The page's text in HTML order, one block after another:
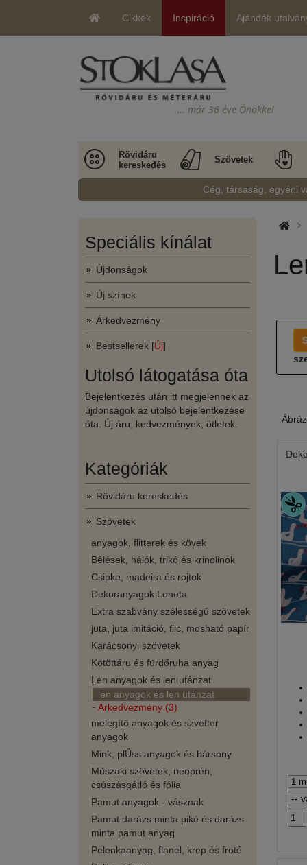
Cikkek Inspiráció Ajándék
… már 36 éve Önökkel
Rövidáru
kereskedés
Szövetek
Cég, társaság, egyéni
Speciális kínálat
Újdonságok
Új színek
Árkedvezmény
Bestsellerek [Új]
Utolsó látogatása óta
Bejelentkezés után itt megjelennek az
újdonságok az utolsó bejelentkezése
óta. Új áru, kedvezmények, ötletek.
Kategóriák
Rövidáru kereskedés
Szövetek
anyagok, flitterek és kövek
Bélések, hálók, trikó és krinolinok
Csipke, madeira és rojtok
Dekoranyagok Loneta
Extra szabvány szélességű szövetek
juta, juta imitáció, filc, mosható papír
Karácsonyi szövetek
Kötöttáru és fürdőruha anyag
Len anyagok és len utánzat
len anyagok és len utánzat
Árkedvezmény (3)
melegítő anyagok és szvetter
anyagok
Mink, plŰss anyagok és bársony
Műszaki szövetek, neoprén,
csúszásgátló és fólia
Pamut anyagok - vásznak
Pamut darázs minta piké és darázs
minta pamut anyag
Pelenkaanyag, flanel, krep és froté